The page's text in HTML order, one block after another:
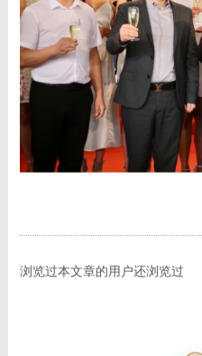
浏览过本文章的用户还浏览过